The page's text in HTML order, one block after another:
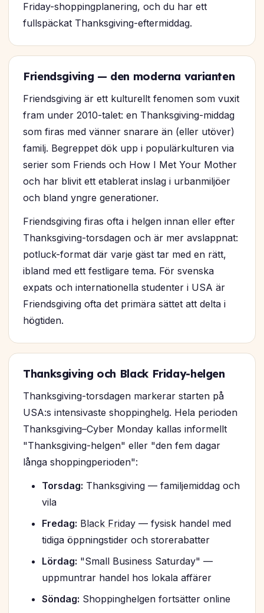
Friday-shoppingplanering, och du har ett
fullspäckat Thanksgiving-eftermiddag.
Friendsgiving — den moderna varianten
Friendsgiving är ett kulturellt fenomen som vuxit
fram under 2010-talet: en Thanksgiving-middag
som firas med vänner snarare än (eller utöver)
familj. Begreppet dök upp i populärkulturen via
serier som Friends och How I Met Your Mother
och har blivit ett etablerat inslag i urbanmiljöer
och bland yngre generationer.
Friendsgiving firas ofta i helgen innan eller efter
Thanksgiving-torsdagen och är mer avslappnat:
potluck-format där varje gäst tar med en rätt,
ibland med ett festligare tema. För svenska
expats och internationella studenter i USA är
Friendsgiving ofta det primära sättet att delta i
högtiden.
Thanksgiving och Black Friday-helgen
Thanksgiving-torsdagen markerar starten på
USA:s intensivaste shoppinghelg. Hela perioden
Thanksgiving–Cyber Monday kallas informellt
"Thanksgiving-helgen" eller "den fem dagar
långa shoppingperioden":
Torsdag: Thanksgiving — familjemiddag och
vila
Fredag: Black Friday — fysisk handel med
tidiga öppningstider och storerabatter
Lördag: "Small Business Saturday" —
uppmuntrar handel hos lokala affärer
Söndag: Shoppinghelgen fortsätter online